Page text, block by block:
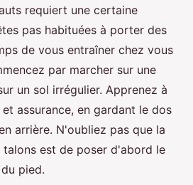
requiert une certaine
pas habituées à porter des
de vous entraîner chez vous
par marcher sur une
un sol irrégulier. Apprenez à
assurance, en gardant le dos
arrière. N'oubliez pas que la
est de poser d'abord le
pied.